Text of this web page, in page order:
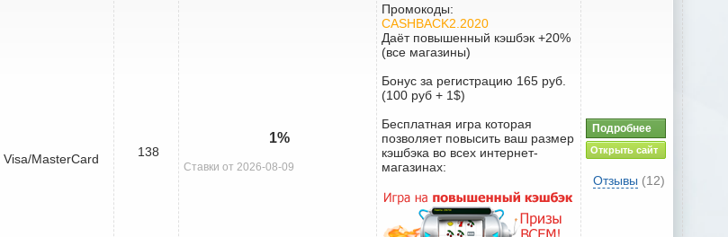
Visa/MasterCard
138
1%
Ставки от 2026-08-09
Промокоды:
CASHBACK2.2020
Даёт повышенный кэшбэк +20%
(все магазины)
Бонус за регистрацию 165 руб.
(100 руб + 1$)
Бесплатная игра которая
позволяет повысить ваш размер
кэшбэка во всех интернет-
магазинах:
Подробнее
Открыть сайт
Отзывы (12)